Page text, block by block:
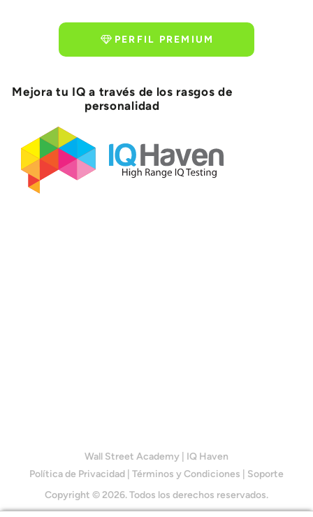
PERFIL PREMIUM
Mejora tu IQ a través de los rasgos de
personalidad
Wall Street Academy
IQ Haven
Política de Privacidad Términos y Condiciones
Soporte
Copyright © 2026. Todos los derechos reservados.